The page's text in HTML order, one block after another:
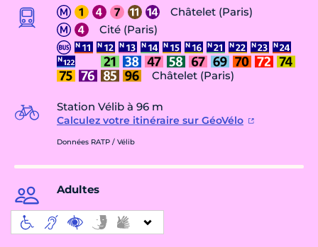
Châtelet (Paris)
Cité (Paris)
Châtelet (Paris)
Station Vélib à 96 m
Calculez votre itinéraire sur GéoVélo
Données RATP / Vélib
Adultes